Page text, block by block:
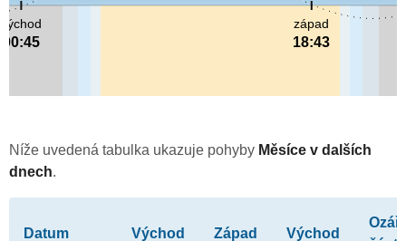
východ
00:45
západ
18:43
Níže uvedená tabulka ukazuje pohyby Měsíce v dalších
dnech.
Datum Východ Západ Východ